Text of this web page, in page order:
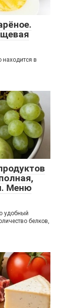
находится в
Меню
удобный
белков,